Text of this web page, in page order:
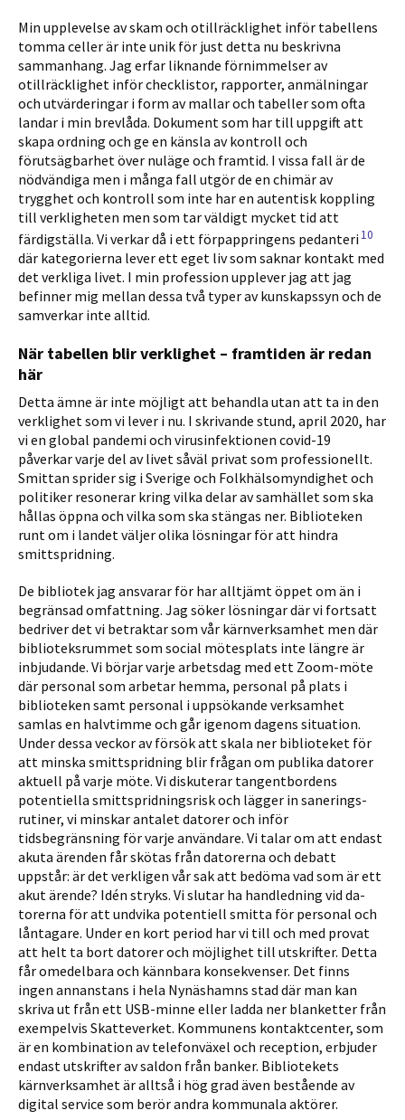
Min upplevelse av skam och otillräcklighet inför tabellens
tomma celler är inte unik för just detta nu beskrivna
sammanhang. Jag erfar liknande förnimmelser av
otillräcklighet inför checklistor, rappor­ter, anmälningar
och utvärderingar i form av mallar och tabeller som ofta
landar i min brevlåda. Dokument som har till uppgift att
skapa ordning och ge en känsla av kontroll och
förutsägbarhet över nuläge och framtid. I vissa fall är de
nödvändiga men i många fall utgör de en chimär av
trygghet och kontroll som inte har en autentisk koppling
till verkligheten men som tar väldigt mycket tid att
färdigställa. Vi verkar då i ett förpappringens pedanteri 10
där kategorierna lever ett eget liv som saknar kontakt med
det verkliga livet. I min profession upplever jag att jag
befinner mig mellan dessa två typer av kunskapssyn och de
samverkar inte alltid.
När tabellen blir verklighet – framtiden är redan
här
Detta ämne är inte möjligt att behandla utan att ta in den
verklighet som vi lever i nu. I skrivande stund, april 2020, har
vi en global pan­demi och virusinfektionen covid-19
påverkar varje del av livet såväl privat som professionellt.
Smittan sprider sig i Sverige och Folkhälsomyndighet och
politiker resonerar kring vilka delar av samhäl­let som ska
hållas öppna och vilka som ska stängas ner. Biblioteken
runt om i landet väljer olika lösningar för att hindra
smittspridning.
De bibliotek jag ansvarar för har alltjämt öppet om än i
begränsad omfattning. Jag söker lösningar där vi fortsatt
bedriver det vi betrak­tar som vår kärnverksamhet men där
biblioteksrummet som social mötesplats inte längre är
inbjudande. Vi börjar varje arbetsdag med ett Zoom-möte
där personal som arbetar hemma, personal på plats i
biblioteken samt personal i uppsökande verksamhet
samlas en halvtimme och går igenom dagens situation.
Under dessa veckor av försök att skala ner biblioteket för
att minska smittspridning blir frågan om publika datorer
aktuell på varje möte. Vi diskuterar tang­entbordens
potentiella smittspridningsrisk och lägger in sanerings­
rutiner, vi minskar antalet datorer och inför
tidsbegränsning för varje användare. Vi talar om att endast
akuta ärenden får skötas från datorerna och debatt
uppstår: är det verkligen vår sak att bedöma vad som är ett
akut ärende? Idén stryks. Vi slutar ha handledning vid da­
torerna för att undvika potentiell smitta för personal och
låntagare. Under en kort period har vi till och med provat
att helt ta bort datorer och möjlighet till utskrifter. Detta
får omedelbara och kännbara konsekvenser. Det finns
ingen annanstans i hela Nynäshamns stad där man kan
skriva ut från ett USB-minne eller ladda ner blanketter från
exempelvis Skatteverket. Kommunens kontaktcenter, som
är en kombination av telefonväxel och reception, erbjuder
endast utskrif­ter av saldon från banker. Bibliotekets
kärnverksamhet är alltså i hög grad även bestående av
digital service som berör andra kommunala aktörer.